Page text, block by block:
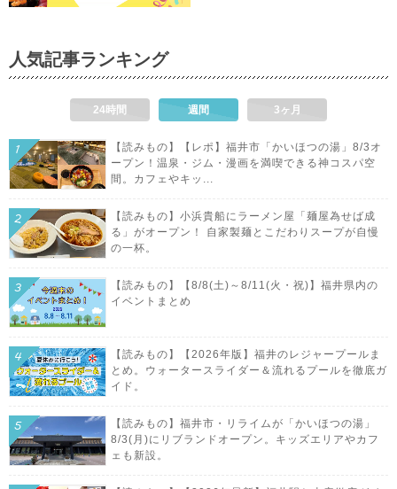
人気記事ランキング
24時間 週間 3ヶ月
【読みもの】【レポ】福井市「かいほつの湯」8/3オ
ープン！温泉・ジム・漫画を満喫できる神コスパ空
間。カフェやキッ...
【読みもの】小浜貴船にラーメン屋「麺屋為せば成
る」がオープン！ 自家製麺とこだわりスープが自慢
の一杯。
【読みもの】【8/8(土)～8/11(火・祝)】福井県内の
イベントまとめ
【読みもの】【2026年版】福井のレジャープールま
とめ。ウォータースライダー＆流れるプールを徹底ガ
イド。
【読みもの】福井市・リライムが「かいほつの湯」
8/3(月)にリブランドオープン。キッズエリアやカフ
ェも新設。